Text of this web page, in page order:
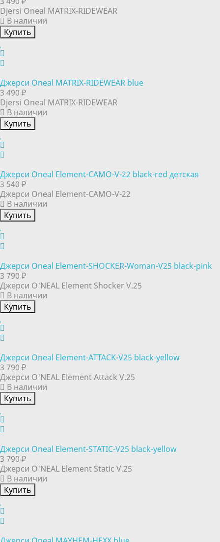
Djersi Oneal MATRIX-RIDEWEAR
В наличии
Купить
Джерси Oneal MATRIX-RIDEWEAR blue
3 490 ₽
Djersi Oneal MATRIX-RIDEWEAR
В наличии
Купить
Джерси Oneal Element-CAMO-V-22 black-red детская
3 540 ₽
Джерси Oneal Element-CAMO-V-22
В наличии
Купить
Джерси Oneal Element-SHOCKER-Woman-V25 black-pink
3 790 ₽
Джерси O'NEAL Element Shocker V.25
В наличии
Купить
Джерси Oneal Element-ATTACK-V25 black-yellow
3 790 ₽
Джерси O'NEAL Element Attack V.25
В наличии
Купить
Джерси Oneal Element-STATIC-V25 black-yellow
3 790 ₽
Джерси O'NEAL Element Static V.25
В наличии
Купить